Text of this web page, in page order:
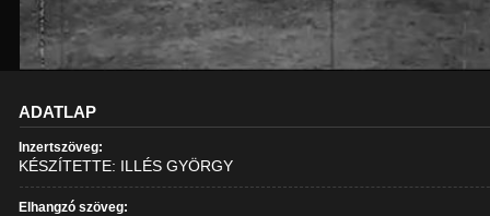
ADATLAP
Inzertszöveg:
KÉSZÍTETTE: ILLÉS GYÖRGY
Elhangzó szöveg: